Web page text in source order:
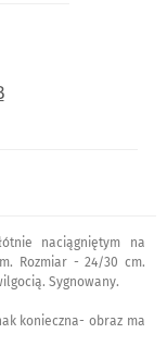
naciągniętym na
Rozmiar - 24/30 cm.
Sygnowany.
konieczna- obraz ma